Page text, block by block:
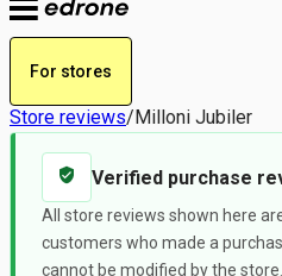
For stores
Store reviews/Milloni Jubiler
Verified purchase
All store reviews shown here
customers who made a
cannot be modified by the